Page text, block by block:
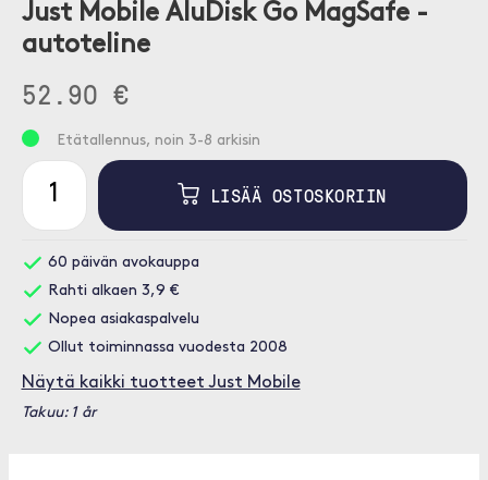
Just Mobile AluDisk Go MagSafe -
autoteline
52.90 €
Etätallennus, noin 3-8 arkisin
LISÄÄ OSTOSKORIIN
60 päivän avokauppa
Rahti alkaen 3,9 €
Nopea asiakaspalvelu
Ollut toiminnassa vuodesta 2008
Näytä kaikki tuotteet Just Mobile
Takuu: 1 år